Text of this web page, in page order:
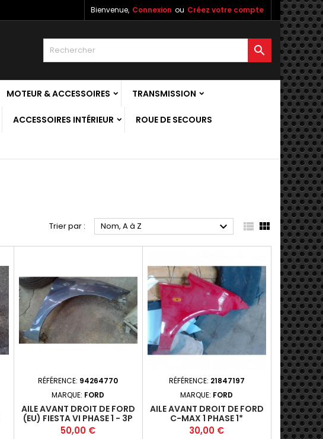
Bienvenue, Connexion ou Créez votre compte

MOTEUR & ACCESSOIRES TRANSMISSION
ACCESSOIRES INTÉRIEUR ROUE DE SECOURS
Trier par : Nom, A à Z   
RÉFÉRENCE: 94264770
MARQUE: FORD
AILE AVANT DROIT DE FORD
(EU) FIESTA VI PHASE 1 - 3P
2008-10-2012-11+
Prix
50,00 €
RÉFÉRENCE: 21847197
MARQUE: FORD
AILE AVANT DROIT DE FORD
C-MAX 1 PHASE 1*
Prix
30,00 €